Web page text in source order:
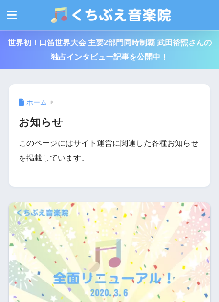
世界初！口笛世界大会 主要2部門同時制覇 武田裕煕さんの
独占インタビュー記事を公開中！
ホーム
お知らせ
このページにはサイト運営に関連した各種お知らせ
を掲載しています。